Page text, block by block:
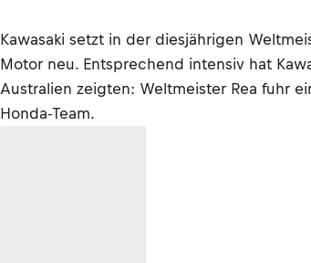
Kawasaki setzt in der diesjährigen
Motor neu. Entsprechend intensiv hat
Australien zeigten: Weltmeister Rea fuhr
Honda-Team.